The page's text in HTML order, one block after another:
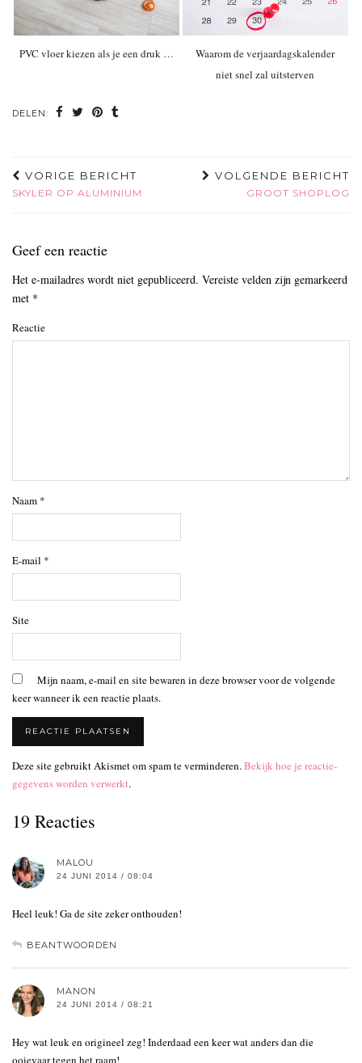
PVC vloer kiezen als je een druk …
Waarom de verjaardagskalender
niet snel zal uitsterven
DELEN:
VORIGE BERICHT
SKYLER OP ALUMINIUM
VOLGENDE BERICHT
GROOT SHOPLOG
Geef een reactie
Het e-mailadres wordt niet gepubliceerd. Vereiste velden zijn gemarkeerd
met *
Reactie
Naam *
E-mail *
Site
Mijn naam, e-mail en site bewaren in deze browser voor de volgende
keer wanneer ik een reactie plaats.
Deze site gebruikt Akismet om spam te verminderen.Bekijk hoe je reactie-
gegevens worden verwerkt.
19 Reacties
MALOU
24 JUNI 2014 / 08:04
Heel leuk! Ga de site zeker onthouden!
BEANTWOORDEN
MANON
24 JUNI 2014 / 08:21
Hey wat leuk en origineel zeg! Inderdaad een keer wat anders dan die
ooievaar tegen het raam!